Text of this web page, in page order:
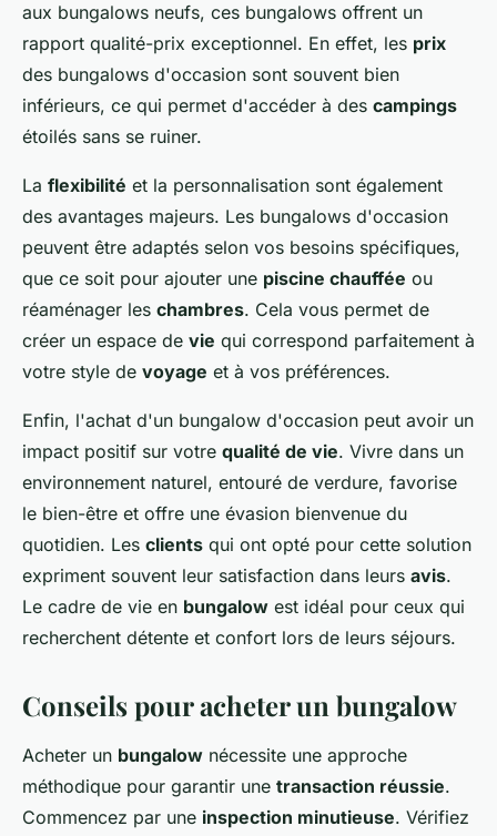
aux bungalows neufs, ces bungalows offrent un
rapport qualité-prix exceptionnel. En effet, les prix
des bungalows d'occasion sont souvent bien
inférieurs, ce qui permet d'accéder à des campings
étoilés sans se ruiner.
La flexibilité et la personnalisation sont également
des avantages majeurs. Les bungalows d'occasion
peuvent être adaptés selon vos besoins spécifiques,
que ce soit pour ajouter une piscine chauffée ou
réaménager les chambres. Cela vous permet de
créer un espace de vie qui correspond parfaitement à
votre style de voyage et à vos préférences.
Enfin, l'achat d'un bungalow d'occasion peut avoir un
impact positif sur votre qualité de vie. Vivre dans un
environnement naturel, entouré de verdure, favorise
le bien-être et offre une évasion bienvenue du
quotidien. Les clients qui ont opté pour cette solution
expriment souvent leur satisfaction dans leurs avis.
Le cadre de vie en bungalow est idéal pour ceux qui
recherchent détente et confort lors de leurs séjours.
Conseils pour acheter un bungalow
Acheter un bungalow nécessite une approche
méthodique pour garantir une transaction réussie.
Commencez par une inspection minutieuse. Vérifiez